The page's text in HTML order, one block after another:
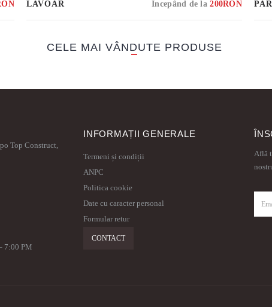
Începând de la200RON
LAVOAR
CELE MAI VÂNDUTE PRODUSE
Top Construct,
7:00 PM
INFORMAȚII GENERALE
Termeni și condiții
ANPC
Politica cookie
Date cu caracter personal
Formular retur
CONTACT
Află